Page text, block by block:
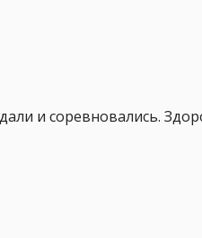
и соревновались.